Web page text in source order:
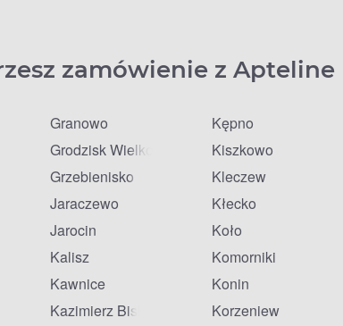
zamówienie z Apteline
Granowo
Grodzisk Wielkopolski
Grzebienisko
Jaraczewo
Jarocin
Kalisz
Kawnice
Kazimierz Biskupi
Kępno
Kiszkowo
Kleczew
Kłecko
Koło
Komorniki
Konin
Korzeniew